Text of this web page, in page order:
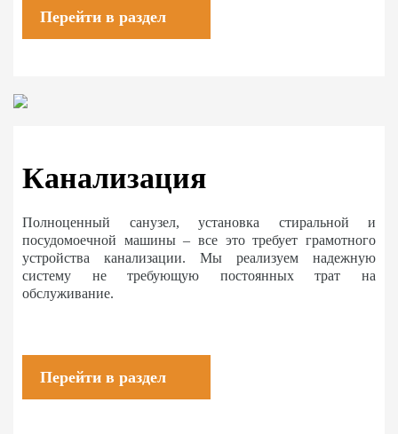
Перейти в раздел
Канализация
Полноценный санузел, установка стиральной и
посудомоечной машины – все это требует грамотного
устройства канализации. Мы реализуем надежную
систему не требующую постоянных трат на
обслуживание.
Перейти в раздел